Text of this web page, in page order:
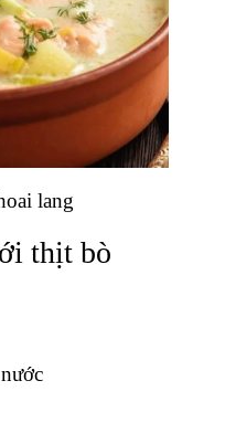
lang
thịt bò